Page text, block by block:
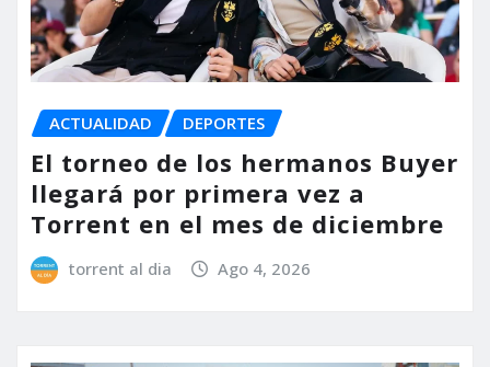
ACTUALIDAD DEPORTES
El torneo de los hermanos Buyer
llegará por primera vez a
Torrent en el mes de diciembre
torrent al dia Ago 4, 2026